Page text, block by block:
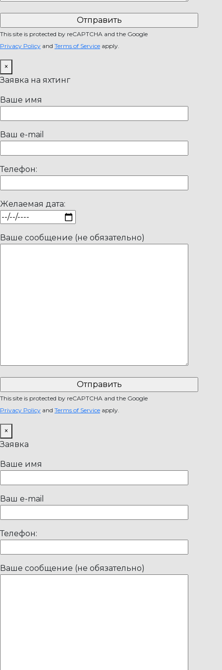
This site is protected by reCAPTCHA and the Google
Privacy Policy and Terms of Service apply.
×
Заявка на яхтинг
Ваше имя
Ваш e-mail
Телефон:
Желаемая дата:
Ваше сообщение (не обязательно)
This site is protected by reCAPTCHA and the Google
Privacy Policy and Terms of Service apply.
×
Заявка
Ваше имя
Ваш e-mail
Телефон:
Ваше сообщение (не обязательно)